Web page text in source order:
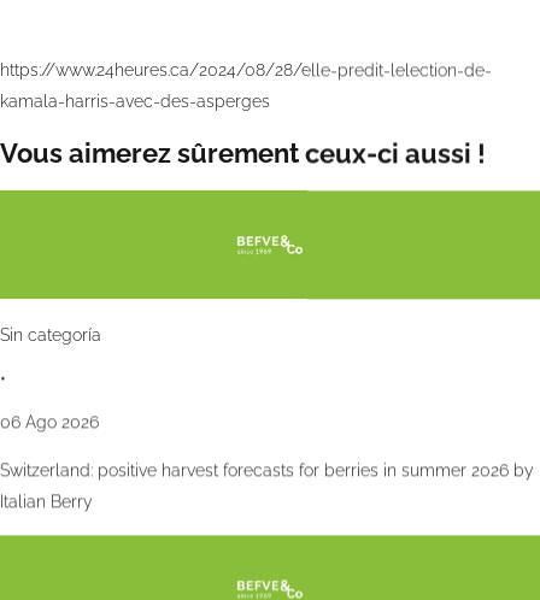
https://www.24heures.ca/2024/08/28/elle-predit-lelection-de-
kamala-harris-avec-des-asperges
Vous aimerez sûrement ceux-ci aussi !
Sin categoría
•
06 Ago 2026
Switzerland: positive harvest forecasts for berries in summer 2026 by
Italian Berry